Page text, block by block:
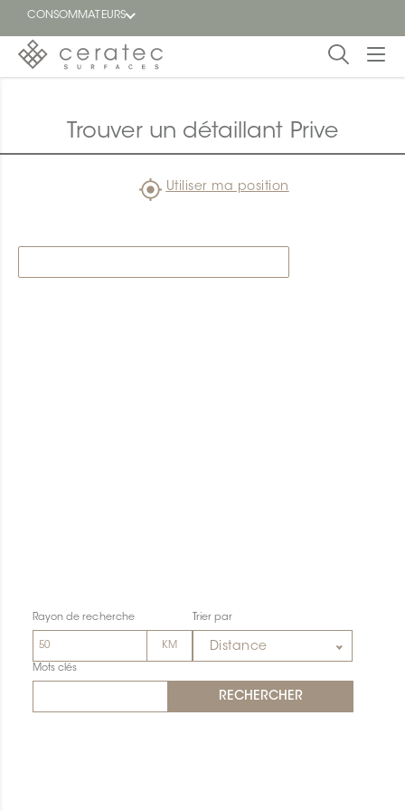
CONSOMMATEURS
Blogue
Trouver un détaillant Prive
Utiliser ma position
Rayon de recherche Trier par
Distance
Mots clés